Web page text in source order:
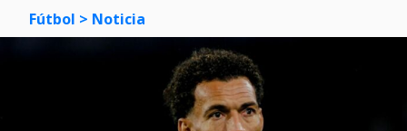
Fútbol > Noticia